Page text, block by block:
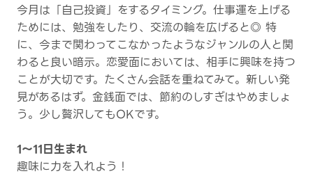
今月は「自己投資」をするタイミング。仕事運を上げる
ためには、勉強をしたり、交流の輪を広げると◎ 特
に、今まで関わってこなかったようなジャンルの人と関
わると良い暗示。恋愛面においては、相手に興味を持つ
ことが大切です。たくさん会話を重ねてみて。新しい発
見があるはず。金銭面では、節約のしすぎはやめましょ
う。少し贅沢してもOKです。
1～11日生まれ
趣味に力を入れよう！